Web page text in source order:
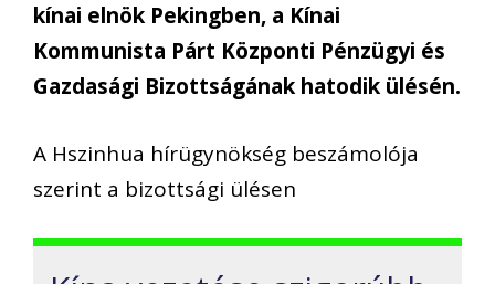
kínai elnök Pekingben, a Kínai
Kommunista Párt Központi Pénzügyi és
Gazdasági Bizottságának hatodik ülésén.
A Hszinhua hírügynökség beszámolója
szerint a bizottsági ülésen